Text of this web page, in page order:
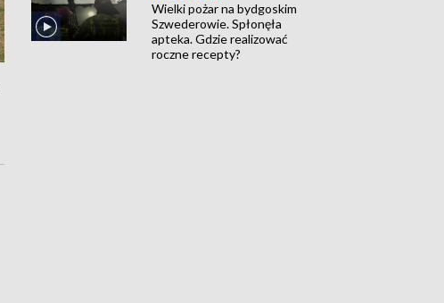
Wielki pożar na bydgoskim
Szwederowie. Spłonęła
apteka. Gdzie realizować
roczne recepty?